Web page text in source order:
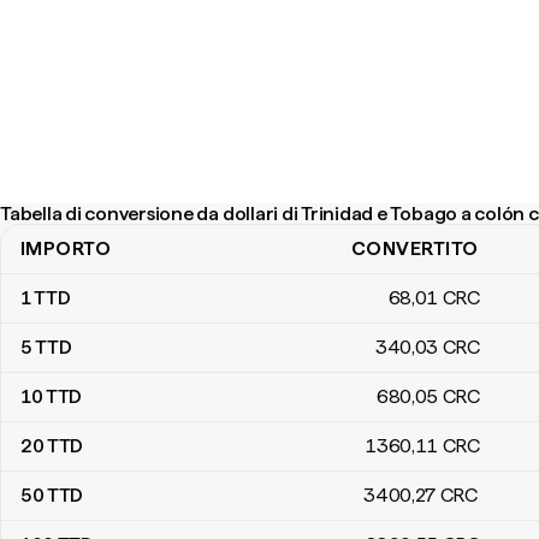
Tabella di conversione da dollari di Trinidad e Tobago a colón
Tabella di conversione da dollari di Trinidad e Tobago a colón
IMPORTO CONVERTITO
1TTD 68,01 CRC
5TTD 340,03 CRC
10TTD 680,05 CRC
20TTD 1360,11 CRC
50TTD 3400,27 CRC